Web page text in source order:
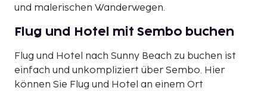
und malerischen Wanderwegen.
Flug und Hotel mit Sembo buchen
Flug und Hotel nach Sunny Beach zu buchen ist
einfach und unkompliziert über Sembo. Hier
können Sie Flug und Hotel an einem Ort